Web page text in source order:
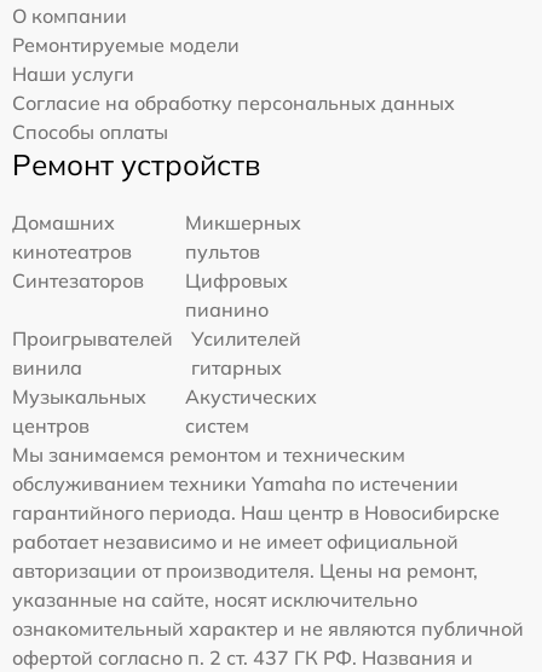
О компании
Ремонтируемые модели
Наши услуги
Согласие на обработку персональных данных
Способы оплаты
Ремонт устройств
Домашних
кинотеатров
Микшерных
пультов
Синтезаторов
Цифровых
пианино
Проигрывателей
винила
Усилителей
гитарных
Музыкальных
центров
Акустических
систем
Мы занимаемся ремонтом и техническим
обслуживанием техники Yamaha по истечении
гарантийного периода. Наш центр в Новосибирске
работает независимо и не имеет официальной
авторизации от производителя. Цены на ремонт,
указанные на сайте, носят исключительно
ознакомительный характер и не являются публичной
офертой согласно п. 2 ст. 437 ГК РФ. Названия и